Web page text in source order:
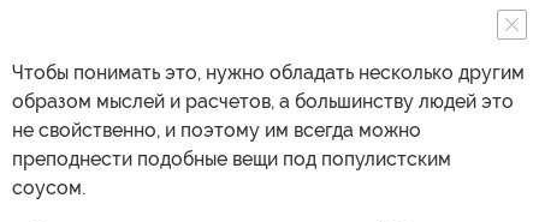
Чтобы понимать это, нужно обладать несколько другим
образом мыслей и расчетов, а большинству людей это
не свойственно, и поэтому им всегда можно
преподнести подобные вещи под популистским
соусом.